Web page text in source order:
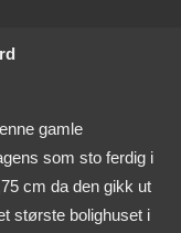
gamle
som sto ferdig i
cm da den gikk ut
største bolighuset i